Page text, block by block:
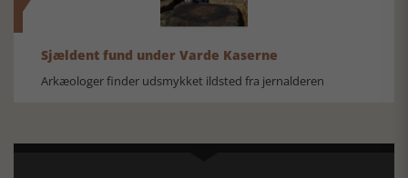
Sjældent fund under Varde Kaserne
Arkæologer finder udsmykket ildsted fra jernalderen